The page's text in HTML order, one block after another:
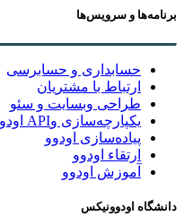
برنامه‌ها و سرویس‌ها
حسابداری و حسابرسی
ارتباط با مشتریان
طراحی وبسایت و سئو
یکپارچه‌سازی وAPI اودوو
پیاده‌سازی اودوو
ارتقاء اودوو
آموزش اودوو
دانشگاه اودوونیکس